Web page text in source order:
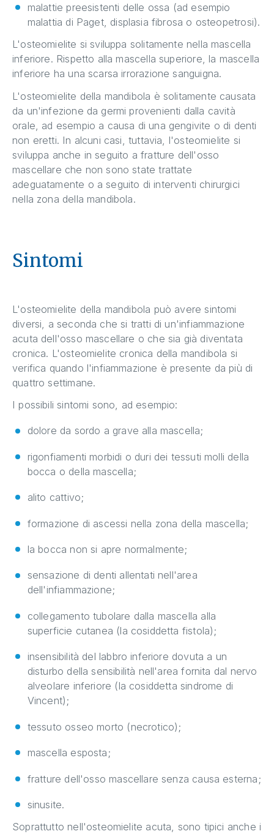
malattie preesistenti delle ossa (ad esempio
malattia di Paget, displasia fibrosa o osteopetrosi).
L'osteomielite si sviluppa solitamente nella mascella
inferiore. Rispetto alla mascella superiore, la mascella
inferiore ha una scarsa irrorazione sanguigna.
L'osteomielite della mandibola è solitamente causata
da un'infezione da germi provenienti dalla cavità
orale, ad esempio a causa di una gengivite o di denti
non eretti. In alcuni casi, tuttavia, l'osteomielite si
sviluppa anche in seguito a fratture dell'osso
mascellare che non sono state trattate
adeguatamente o a seguito di interventi chirurgici
nella zona della mandibola.
Sintomi
L'osteomielite della mandibola può avere sintomi
diversi, a seconda che si tratti di un'infiammazione
acuta dell'osso mascellare o che sia già diventata
cronica. L'osteomielite cronica della mandibola si
verifica quando l'infiammazione è presente da più di
quattro settimane.
I possibili sintomi sono, ad esempio:
dolore da sordo a grave alla mascella;
rigonfiamenti morbidi o duri dei tessuti molli della
bocca o della mascella;
alito cattivo;
formazione di ascessi nella zona della mascella;
la bocca non si apre normalmente;
sensazione di denti allentati nell'area
dell'infiammazione;
collegamento tubolare dalla mascella alla
superficie cutanea (la cosiddetta fistola);
insensibilità del labbro inferiore dovuta a un
disturbo della sensibilità nell'area fornita dal nervo
alveolare inferiore (la cosiddetta sindrome di
Vincent);
tessuto osseo morto (necrotico);
mascella esposta;
fratture dell'osso mascellare senza causa esterna;
sinusite.
Soprattutto nell'osteomielite acuta, sono tipici anche i